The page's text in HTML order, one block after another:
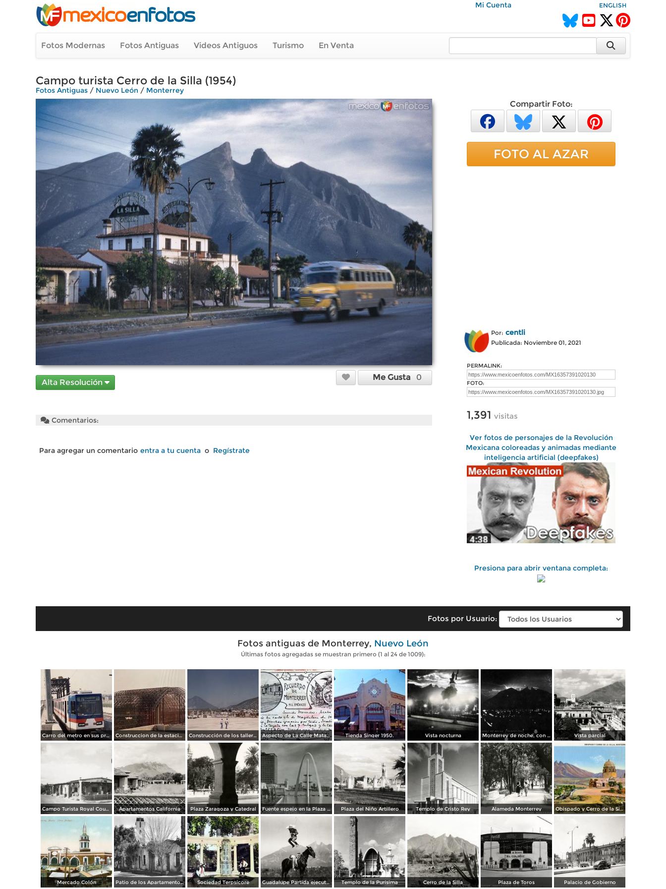
Mi Cuenta ENGLISH
Fotos Modernas Fotos Antiguas Videos Antiguos Turismo En Venta
Campo turista Cerro de la Silla (1954)
Fotos Antiguas / Nuevo León / Monterrey
Alta Resolución
Me Gusta 0
Comentarios:
Para agregar un comentario entra a tu cuenta o Regístrate
Compartir Foto:
FOTO AL AZAR
Por: centli
Publicada: Noviembre 01, 2021
PERMALINK:
FOTO:
1,391 visitas
Ver fotos de personajes de la Revolución
Mexicana coloreadas y animadas mediante
inteligencia artificial (deepfakes)
Presiona para abrir ventana completa:
Fotos por Usuario:
Fotos antiguas de Monterrey, Nuevo León
Últimas fotos agregadas se muestran primero (1 al 24 de 1009):
Carro del metro en sus primeras pruebas durante 1990 Construccion de la estacion cuauhtemoc Construcción de los talleres del metro Aspecto de La Calle Matamoros ( Circulada el 8 de Abril de 1912 ). Tienda Singer 1950. Vista nocturna Monterrey de noche, con tempestad Vista parcial
Campo Turista Royal Courts Apartamentos California Plaza Zaragoza y Catedral Fuente espejo en la Plaza Zaragoza Plaza del Niño Artillero Templo de Cristo Rey Alameda Monterrey Obispado y Cerro de la Silla
Mercado Colón Patio de los Apartamentos Regina Sociedad Terpsícore Guadalupe Partida ejecutando una charrería con lazo Templo de la Purísima Cerro de la Silla Plaza de Toros Palacio de Gobierno